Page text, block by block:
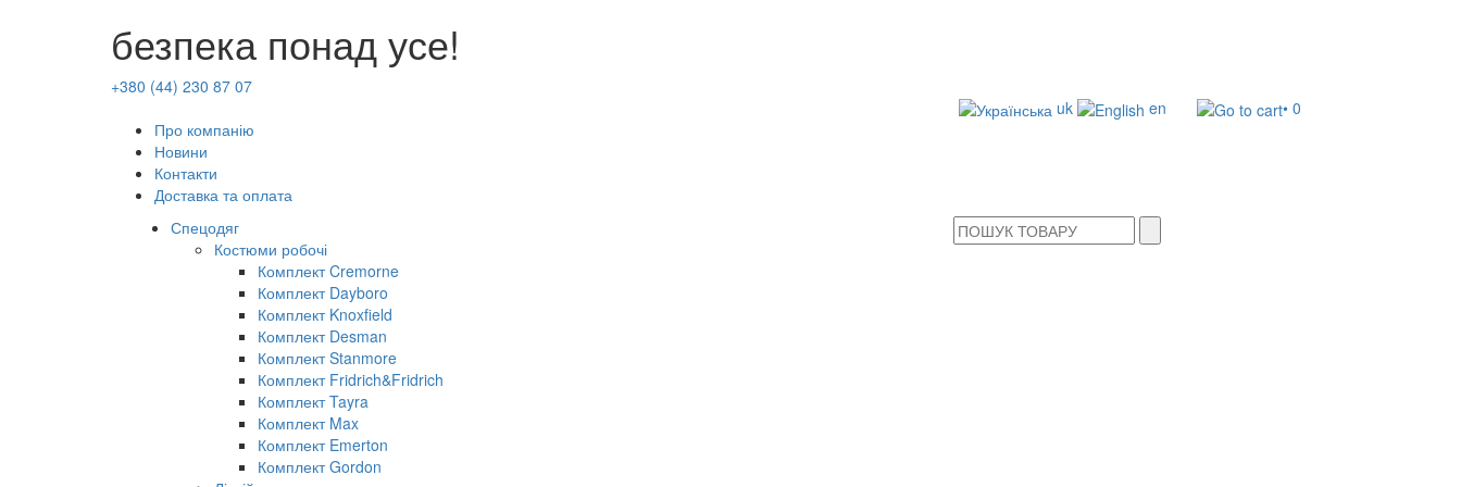
безпека понад усе!
+380 (44) 230 87 07
Про компанію
Новини
Контакти
Доставка та оплата
uk en • 0
Спецодяг
Костюми робочі
Комплект Cremorne
Комплект Dayboro
Комплект Knoxfield
Комплект Desman
Комплект Stanmore
Комплект Fridrich&Fridrich
Комплект Tayra
Комплект Max
Комплект Emerton
Комплект Gordon